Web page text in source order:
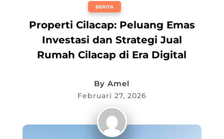
BERITA
Properti Cilacap: Peluang Emas
Investasi dan Strategi Jual
Rumah Cilacap di Era Digital
ByAmel
Februari 27, 2026